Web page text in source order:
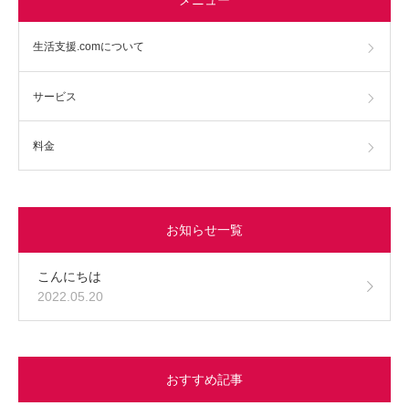
生活支援.comについて
サービス
料金
お知らせ一覧
こんにちは
2022.05.20
おすすめ記事